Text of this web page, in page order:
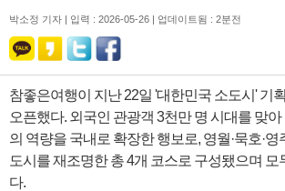
Destination
Analysis
박소정 기자 | 입력 : 2026-05-26 | 업데이트됨 : 2분전
참좋은여행이 지난 22일 '대한민국 소도시' 기
오픈했다. 외국인 관광객 3천만 명 시대를 맞
의 역량을 국내로 확장한 행보로, 영월·묵호·영
도시를 재조명한 총 4개 코스로 구성됐으며 모
다.